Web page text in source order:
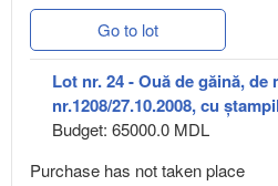
Go to lot
Lot nr. 24 - Ouă de găină, de
nr.1208/27.10.2008, cu
Budget: 65000.0 MDL
Purchase has not taken place